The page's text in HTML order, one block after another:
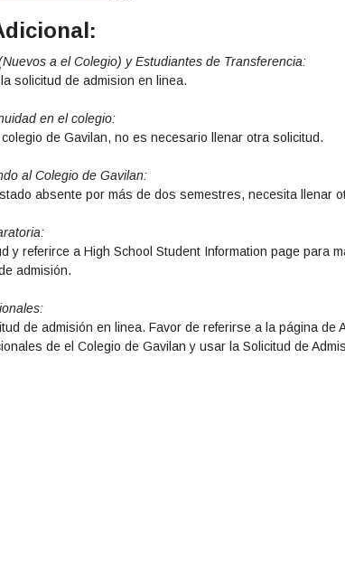
a el Colegio) y Estudiantes de Transferencia:
solicitud de admision en linea.
en el colegio:
de Gavilan, no es necesario llenar otra solicitud.
al Colegio de Gavilan:
absente por más de dos semestres, necesita llenar
y referirce a High School Student Information page para
admisión.
de admisión en linea. Favor de referirse a la página de
de el Colegio de Gavilan y usar la Solicitud de